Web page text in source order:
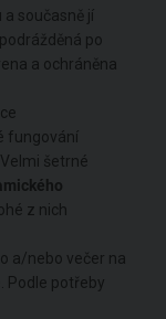
současně jí
po
a ochráněna
fungování
šetrné
z nich
a/nebo večer na
Podle potřeby